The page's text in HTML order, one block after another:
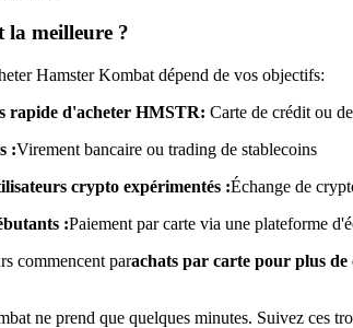
traders
la meilleure ?
Hamster Kombat dépend de vos objectifs:
rapide d'acheter HMSTR: Carte de crédit ou
:Virement bancaire ou trading de stablecoins
crypto expérimentés :Échange de
:Paiement par carte via une plateforme
commencent parachats par carte pour plus de
ne prend que quelques minutes. Suivez ces